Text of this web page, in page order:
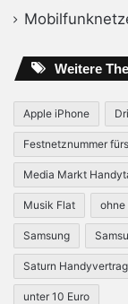
Weitere
Apple iPhone
Festnetznummer
Media Markt
Musik Flat ohne
Samsung
Saturn Handyvertrag
unter 10 Euro